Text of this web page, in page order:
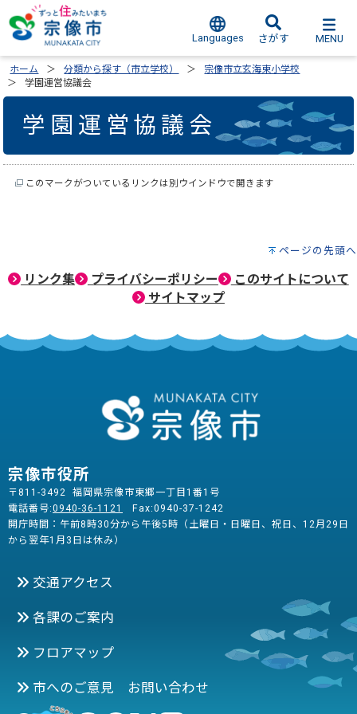
Languages さがす MENU
ホーム 分類から探す（市立学校）
宗像市立玄海東小学校
学園運営協議会
学園運営協議会
このマークがついているリンクは別ウインドウで開きます
ページの先頭へ
リンク集 プライバシーポリシー
このサイトについて
サイトマップ
宗像市役所
〒811-3492 福岡県宗像市東郷一丁目1番1号
電話番号:0940-36-1121
Fax:0940-37-1242
開庁時間：午前8時30分から午後5時（土曜日・日曜日、祝日、12月29日
から翌年1月3日は休み）
交通アクセス
各課のご案内
フロアマップ
市へのご意見 お問い合わせ